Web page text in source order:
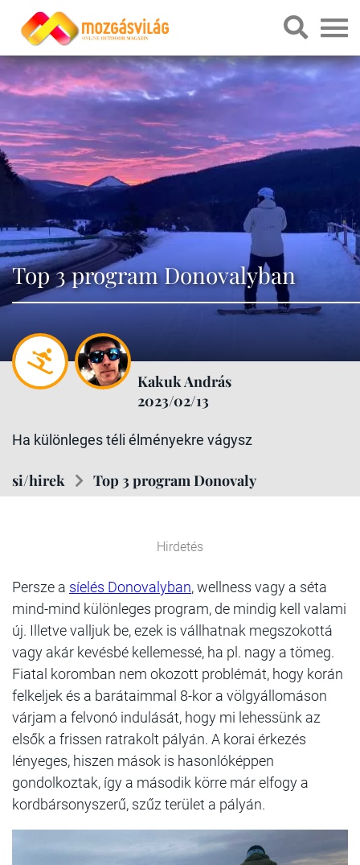
Top 3 program Donovalyban
Kakuk András
2023/02/13
Ha különleges téli élményekre vágysz
si/hirek Top 3 program Donovaly
Hirdetés
Persze a síelés Donovalyban, wellness vagy a séta
mind-mind különleges program, de mindig kell valami
új. Illetve valljuk be, ezek is vállhatnak megszokottá
vagy akár kevésbé kellemessé, ha pl. nagy a tömeg.
Fiatal koromban nem okozott problémát, hogy korán
felkeljek és a barátaimmal 8-kor a völgyállomáson
várjam a felvonó indulását, hogy mi lehessünk az
elsők a frissen ratrakolt pályán. A korai érkezés
lényeges, hiszen mások is hasonlóképpen
gondolkoztak, így a második körre már elfogy a
kordbársonyszerű, szűz terület a pályán.